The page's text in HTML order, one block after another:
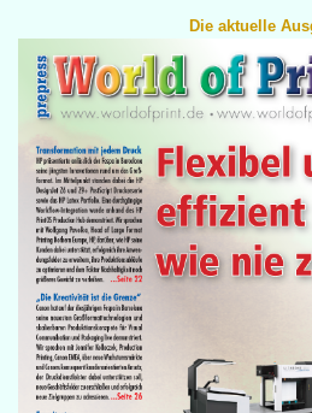
Die aktuelle